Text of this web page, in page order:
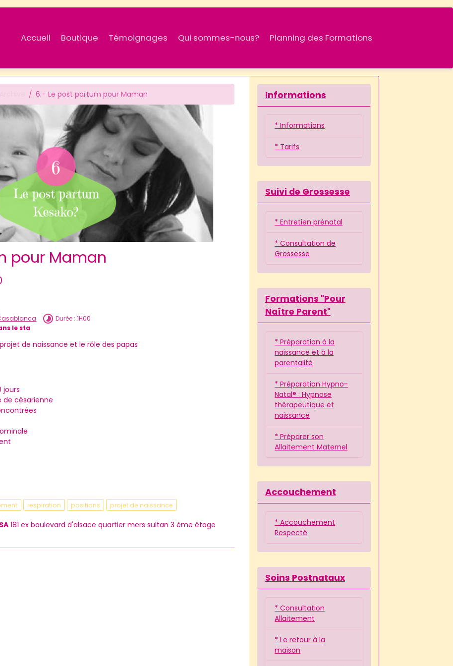
Accueil Boutique Témoignages Qui sommes-nous? Planning des Formations
6 - Le post partum pour Maman
pour Maman
Durée : 1H00
le sta
de naissance et le rôle des papas
jours
de césarienne
respiration positions projet de naissance
181 ex boulevard d'alsace quartier mers sultan 3 ème étage
Informations
* Informations
* Tarifs
Suivi de Grossesse
* Entretien prénatal
* Consultation de
Grossesse
Formations "Pour
Naître Parent"
* Préparation à la
naissance et à la
parentalité
* Préparation Hypno-
Natal® : Hypnose
thérapeutique et
naissance
* Préparer son
Allaitement Maternel
Accouchement
* Accouchement
Respecté
Soins Postnataux
* Consultation
Allaitement
* Le retour à la
maison